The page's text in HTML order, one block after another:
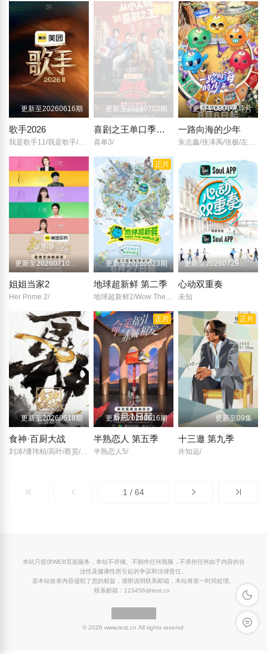
更新至20260616期
歌手2026
正片
更新至20260702期
喜剧之王单口季第三季
喜单3/
更新至0801先导片
一路向海的少年
更新至20260710先导片
姐姐当家2
Her Prime 2/
正片
更新至20260623期
地球超新鲜 第二季
地球超新鲜2/Wow The World/
更新至20260729先导片
心动双重奏
未知
更新至20260618期
食神·百厨大战
刘涛/潘玮柏/高叶/蔡昊/梁经伦/周晓燕/
正片
更新至20260616期
半熟恋人 第五季
半熟恋人5/
正片
更新至09集
十三邀 第九季
许知远/
1 / 64
深色模
留言反
本站只提供WEB页面服务，本站不存储、不制作任何视频，不承担任何由于内容的合
法性及健康性所引起的争议和法律责任。
若本站收录内容侵犯了您的权益，请附说明联系邮箱，本站将第一时间处理。
联系邮箱：123456@test.cn
© 2026 www.test.cn All rights reservd.